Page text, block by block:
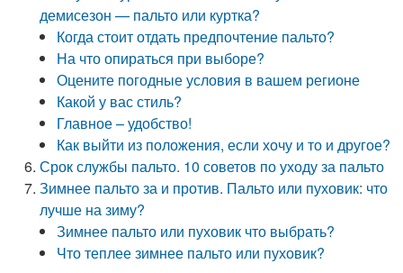
демисезон — пальто или куртка?
Когда стоит отдать предпочтение пальто?
На что опираться при выборе?
Оцените погодные условия в вашем регионе
Какой у вас стиль?
Главное – удобство!
Как выйти из положения, если хочу и то и другое?
Срок службы пальто. 10 советов по уходу за пальто
Зимнее пальто за и против. Пальто или пуховик: что
лучше на зиму?
Зимнее пальто или пуховик что выбрать?
Что теплее зимнее пальто или пуховик?